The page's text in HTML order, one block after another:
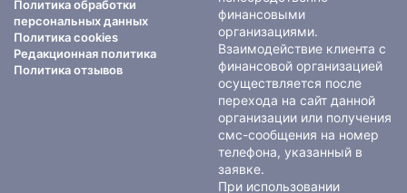
Политика обработки
персональных данных
Политика cookies
Редакционная политика
Политика отзывов
финансовыми
организациями.
Взаимодействие клиента с
финансовой организацией
осуществляется после
перехода на сайт данной
организации или получения
смс-сообщения на номер
телефона, указанный в
заявке.
При использовании